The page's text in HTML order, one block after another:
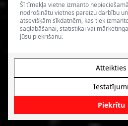
Šī tīmekļa vietne izmanto
nodrošinātu vietnes pareizu darbību
atsevišķām sīkdatnēm, kas tiek
saglabāšanai, statistikai vai
Jūsu piekrišanu.
Piekrītu
Iestatījumi
Atteikties
© 2026 4SPEED.LV. Visas tiesības
veikala izveide - Magecode.